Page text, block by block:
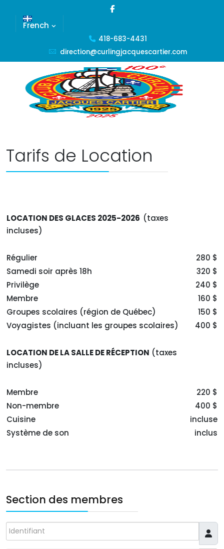
French
418-683-4431
direction@curlingjacquescartier.com
Tarifs de Location
LOCATION DES GLACES 2025-2026 (taxes
incluses)
Régulier
280 $
Samedi soir après 18h
320 $
Privilège
240 $
Membre
160 $
Groupes scolaires (région de Québec)
150 $
Voyagistes (incluant les groupes scolaires)
400 $
LOCATION DE LA SALLE DE RÉCEPTION (taxes
incluses)
Membre
220 $
Non-membre
400 $
Cuisine
incluse
Système de son
inclus
Section des membres
Identifiant